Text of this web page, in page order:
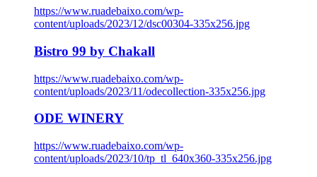
https://www.ruadebaixo.com/wp-
content/uploads/2023/12/dsc00304-335x256.jpg
Bistro 99 by Chakall
https://www.ruadebaixo.com/wp-
content/uploads/2023/11/odecollection-335x256.jpg
ODE WINERY
https://www.ruadebaixo.com/wp-
content/uploads/2023/10/tp_tl_640x360-335x256.jpg